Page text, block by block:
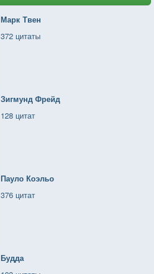
Марк Твен
372 цитаты
Зигмунд Фрейд
128 цитат
Пауло Коэльо
376 цитат
Будда